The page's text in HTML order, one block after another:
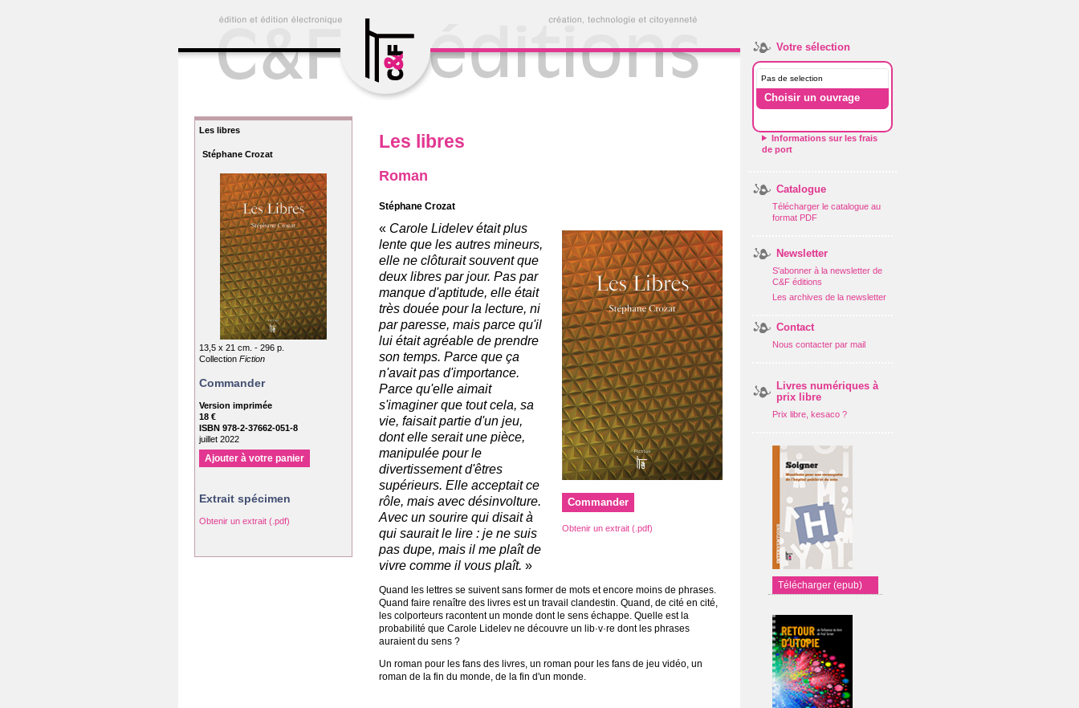
Les libres
Stéphane Crozat
13,5 x 21 cm. - 296 p.
Collection Fiction
Commander
Version imprimée
18 €
ISBN 978-2-37662-051-8
juillet 2022
Ajouter à votre panier
Extrait spécimen
Obtenir un extrait (.pdf)
Les libres
Roman
Stéphane Crozat
Commander
Obtenir un extrait (.pdf)
« Carole Lidelev était plus
lente que les autres mineurs,
elle ne clôturait souvent que
deux libres par jour. Pas par
manque d'aptitude, elle était
très douée pour la lecture, ni
par paresse, mais parce qu'il
lui était agréable de prendre
son temps. Parce que ça
n'avait pas d'importance.
Parce qu'elle aimait
s'imaginer que tout cela, sa
vie, faisait partie d'un jeu,
dont elle serait une pièce,
manipulée pour le
divertissement d'êtres
supérieurs. Elle acceptait ce
rôle, mais avec désinvolture.
Avec un sourire qui disait à
qui saurait le lire : je ne suis
pas dupe, mais il me plaît de
vivre comme il vous plaît. »
Quand les lettres se suivent sans former de mots et encore moins de phrases.
Quand faire renaître des livres est un travail clandestin. Quand, de cité en cité,
les colporteurs racontent un monde dont le sens échappe. Quelle est la
probabilité que Carole Lidelev ne découvre un lib·v·re dont les phrases
auraient du sens ?
Un roman pour les fans des livres, un roman pour les fans de jeu vidéo, un
roman de la fin du monde, de la fin d'un monde.
Votre sélection
Pas de selection
Choisir un ouvrage
Informations sur les frais
de port
Catalogue
Télécharger le catalogue au
format PDF
Newsletter
S'abonner à la newsletter de
C&F éditions
Les archives de la newsletter
Contact
Nous contacter par mail
Livres numériques à
prix libre
Prix libre, kesaco ?
Télécharger (epub)